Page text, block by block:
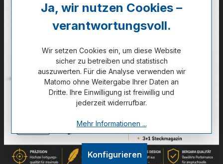
40,00 €
✔ Auf Lager
Noch kein Kunde?Registrieren Sie sich jetzt.
Zum Merkzettel hinzufügen
Technische Daten
Ja, wir nutzen Cookies –
verantwortungsvoll.
Wir setzen Cookies ein, um diese Website
sicher zu betreiben und statistisch
auszuwerten. Für die Analyse verwenden wir
Matomo ohne Weitergabe Ihrer Daten an
Dritte. Ihre Einwilligung ist freiwillig und
jederzeit widerrufbar.
Mehr Informationen ...
Konfigurieren